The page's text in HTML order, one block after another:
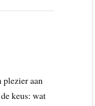
plezier aan
keus: wat